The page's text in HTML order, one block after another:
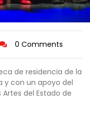
0 Comments
de residencia de la
y con un apoyo del
del Estado de